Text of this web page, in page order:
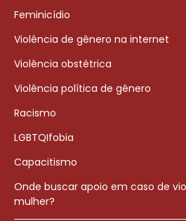
Feminicídio
Violência de gênero na internet
Violência obstétrica
Violência política de gênero
Racismo
LGBTQIfobia
Capacitismo
Onde buscar apoio em caso de
mulher?